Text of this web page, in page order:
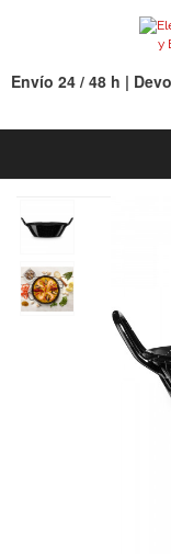
Envío 24 / 48 h |